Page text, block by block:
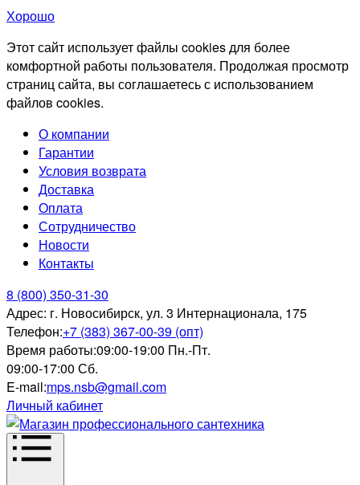
Хорошо
Этот сайт использует файлы cookies для более
комфортной работы пользователя. Продолжая просмотр
страниц сайта, вы соглашаетесь с использованием
файлов cookies.
О компании
Гарантии
Условия возврата
Доставка
Оплата
Сотрудничество
Новости
Контакты
8 (800) 350-31-30
Адрес: г. Новосибирск, ул. 3 Интернационала, 175
Телефон:+7 (383) 367-00-39 (опт)
Время работы:09:00-19:00 Пн.-Пт.
09:00-17:00 Сб.
E-mail:mps.nsb@gmail.com
Личный кабинет